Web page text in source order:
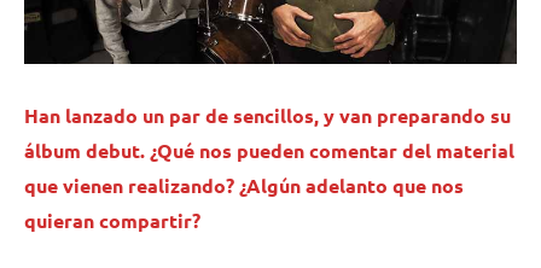
Han lanzado un par de sencillos, y van preparando su
álbum debut. ¿Qué nos pueden comentar del material
que vienen realizando? ¿Algún adelanto que nos
quieran compartir?